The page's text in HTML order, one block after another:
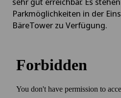
Parkmöglichkeiten in der
BäreTower zu Verfügung.